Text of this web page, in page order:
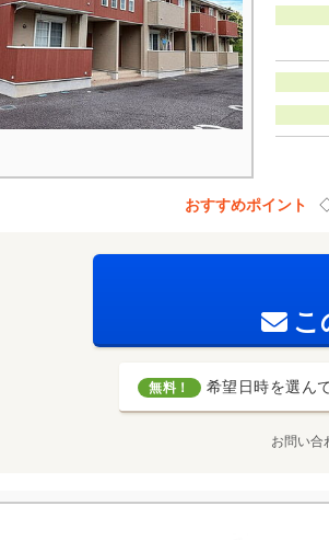
おすすめポイント
こ
無料！ 希望日時を選ん
お問い合